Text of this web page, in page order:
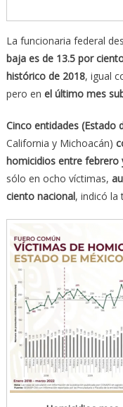
La funcionaria federal
baja es de 13.5 por
histórico de 2018, igual
pero en el último mes
Cinco entidades (Estado
California y Michoacán)
homicidios entre febrero
sólo en ocho víctimas,
ciento nacional, indicó la